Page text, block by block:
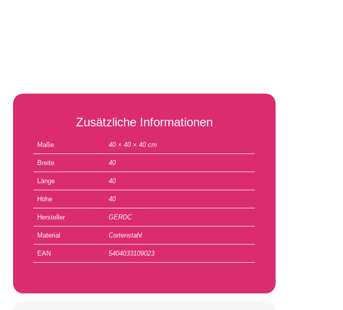
Zusätzliche Informationen
Maße 40 × 40 × 40 cm
Breite 40
Länge 40
Höhe 40
Hersteller GERDC
Material Cortenstahl
EAN 5404033109023